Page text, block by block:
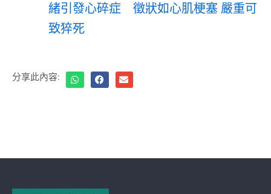
緒引發心碎症 徵狀如心肌梗塞 嚴重可
致猝死
分享此內容: